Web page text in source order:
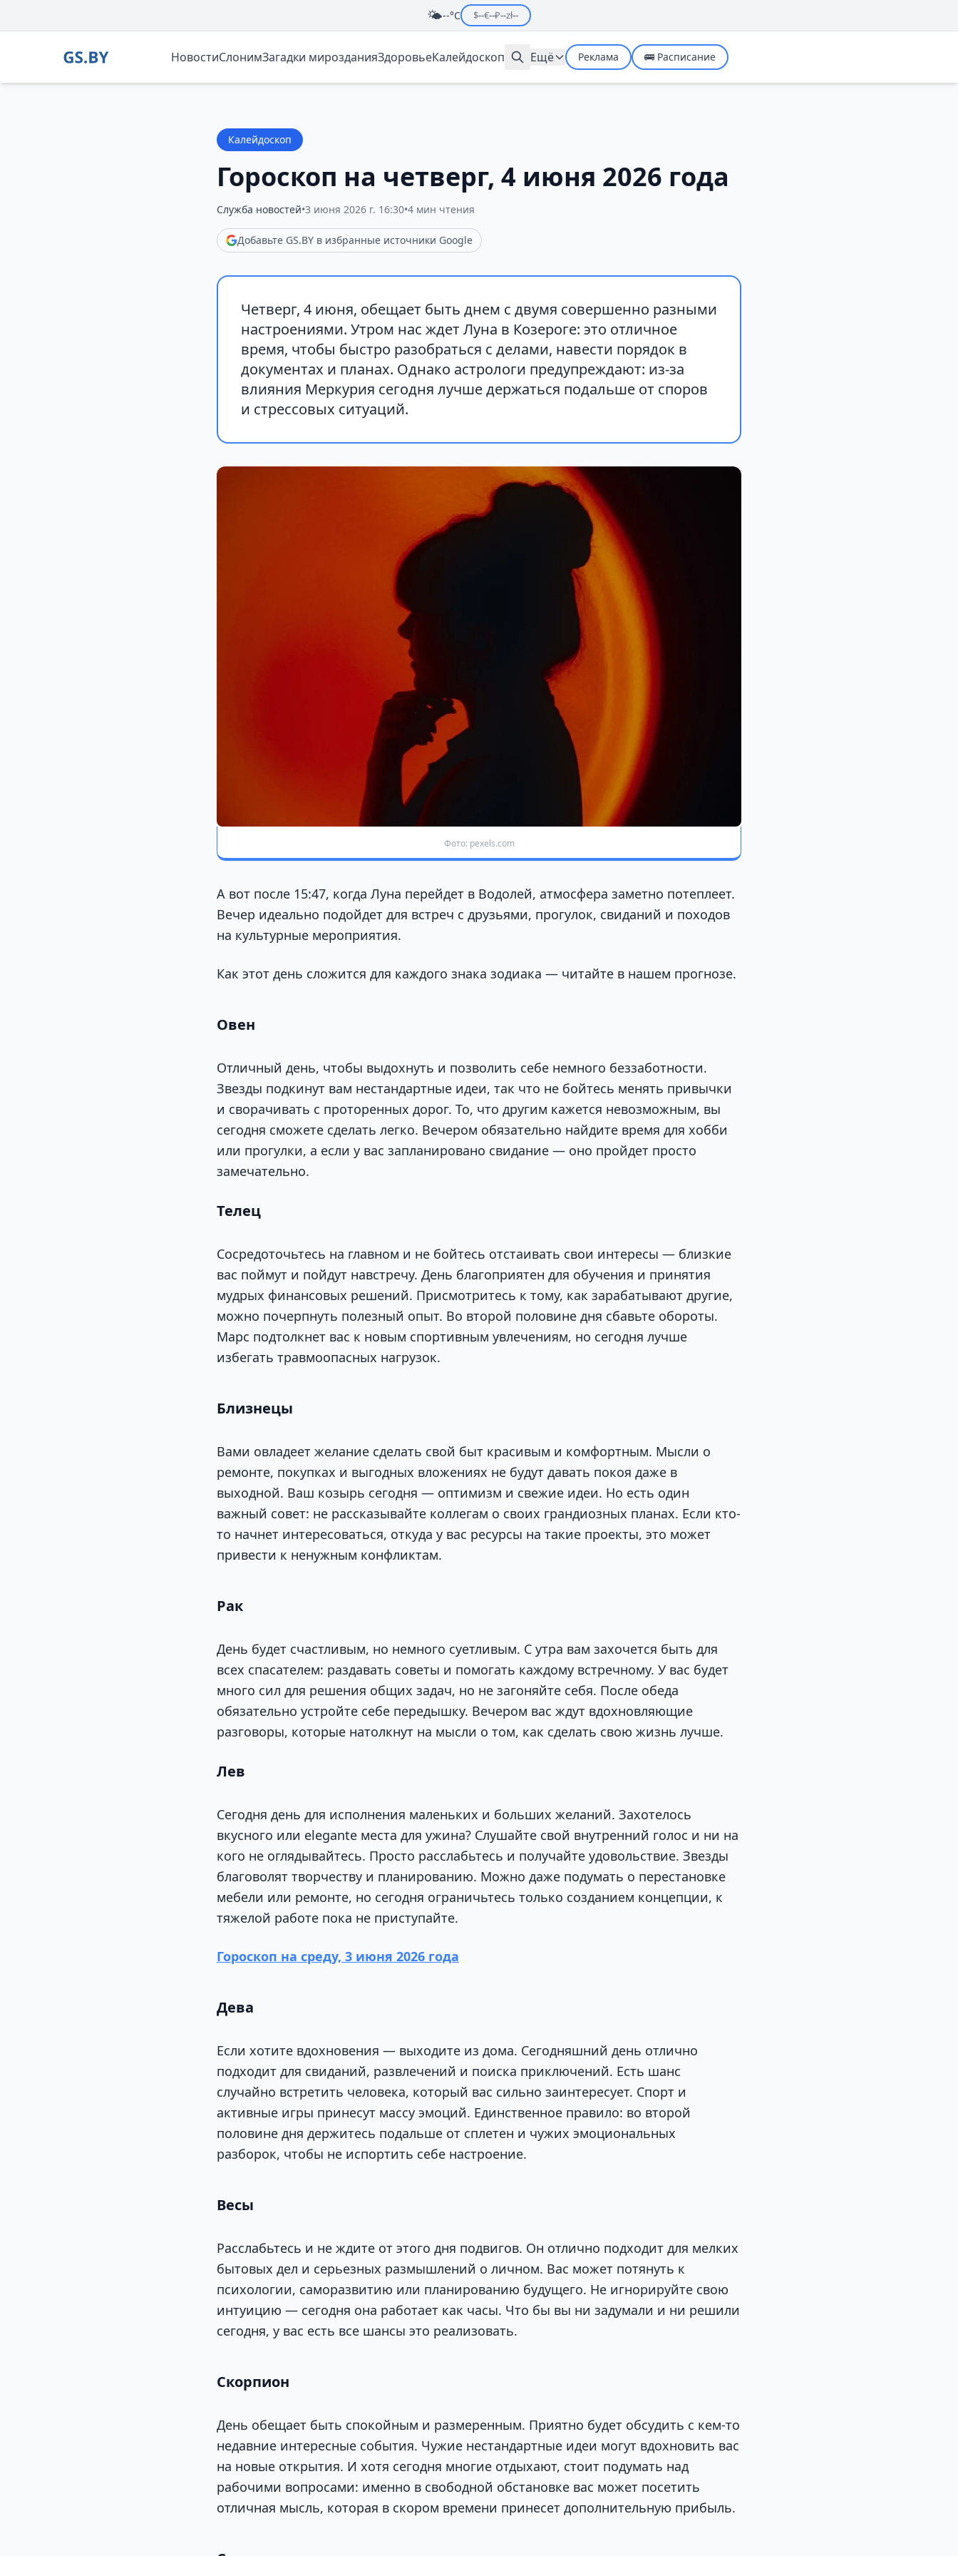
🌤️--°C $--€--₽--zł--
НовостиСлонимЗагадки мирозданияЗдоровьеКалейдоскоп Ещё Реклама 🚌 Расписание
Калейдоскоп
Гороскоп на четверг, 4 июня 2026 года
Служба новостей•3 июня 2026 г. 16:30•4 мин чтения
Добавьте GS.BY в избранные источники Google
Четверг, 4 июня, обещает быть днем с двумя совершенно разными
настроениями. Утром нас ждет Луна в Козероге: это отличное
время, чтобы быстро разобраться с делами, навести порядок в
документах и планах. Однако астрологи предупреждают: из-за
влияния Меркурия сегодня лучше держаться подальше от споров
и стрессовых ситуаций.
Фото: pexels.com
А вот после 15:47, когда Луна перейдет в Водолей, атмосфера заметно потеплеет.
Вечер идеально подойдет для встреч с друзьями, прогулок, свиданий и походов
на культурные мероприятия.
Как этот день сложится для каждого знака зодиака — читайте в нашем прогнозе.
Овен
Отличный день, чтобы выдохнуть и позволить себе немного беззаботности.
Звезды подкинут вам нестандартные идеи, так что не бойтесь менять привычки
и сворачивать с проторенных дорог. То, что другим кажется невозможным, вы
сегодня сможете сделать легко. Вечером обязательно найдите время для хобби
или прогулки, а если у вас запланировано свидание — оно пройдет просто
замечательно.
Телец
Сосредоточьтесь на главном и не бойтесь отстаивать свои интересы — близкие
вас поймут и пойдут навстречу. День благоприятен для обучения и принятия
мудрых финансовых решений. Присмотритесь к тому, как зарабатывают другие,
можно почерпнуть полезный опыт. Во второй половине дня сбавьте обороты.
Марс подтолкнет вас к новым спортивным увлечениям, но сегодня лучше
избегать травмоопасных нагрузок.
Близнецы
Вами овладеет желание сделать свой быт красивым и комфортным. Мысли о
ремонте, покупках и выгодных вложениях не будут давать покоя даже в
выходной. Ваш козырь сегодня — оптимизм и свежие идеи. Но есть один
важный совет: не рассказывайте коллегам о своих грандиозных планах. Если кто-
то начнет интересоваться, откуда у вас ресурсы на такие проекты, это может
привести к ненужным конфликтам.
Рак
День будет счастливым, но немного суетливым. С утра вам захочется быть для
всех спасателем: раздавать советы и помогать каждому встречному. У вас будет
много сил для решения общих задач, но не загоняйте себя. После обеда
обязательно устройте себе передышку. Вечером вас ждут вдохновляющие
разговоры, которые натолкнут на мысли о том, как сделать свою жизнь лучше.
Лев
Сегодня день для исполнения маленьких и больших желаний. Захотелось
вкусного или elegante места для ужина? Слушайте свой внутренний голос и ни на
кого не оглядывайтесь. Просто расслабьтесь и получайте удовольствие. Звезды
благоволят творчеству и планированию. Можно даже подумать о перестановке
мебели или ремонте, но сегодня ограничьтесь только созданием концепции, к
тяжелой работе пока не приступайте.
Гороскоп на среду, 3 июня 2026 года
Дева
Если хотите вдохновения — выходите из дома. Сегодняшний день отлично
подходит для свиданий, развлечений и поиска приключений. Есть шанс
случайно встретить человека, который вас сильно заинтересует. Спорт и
активные игры принесут массу эмоций. Единственное правило: во второй
половине дня держитесь подальше от сплетен и чужих эмоциональных
разборок, чтобы не испортить себе настроение.
Весы
Расслабьтесь и не ждите от этого дня подвигов. Он отлично подходит для мелких
бытовых дел и серьезных размышлений о личном. Вас может потянуть к
психологии, саморазвитию или планированию будущего. Не игнорируйте свою
интуицию — сегодня она работает как часы. Что бы вы ни задумали и ни решили
сегодня, у вас есть все шансы это реализовать.
Скорпион
День обещает быть спокойным и размеренным. Приятно будет обсудить с кем-то
недавние интересные события. Чужие нестандартные идеи могут вдохновить вас
на новые открытия. И хотя сегодня многие отдыхают, стоит подумать над
рабочими вопросами: именно в свободной обстановке вас может посетить
отличная мысль, которая в скором времени принесет дополнительную прибыль.